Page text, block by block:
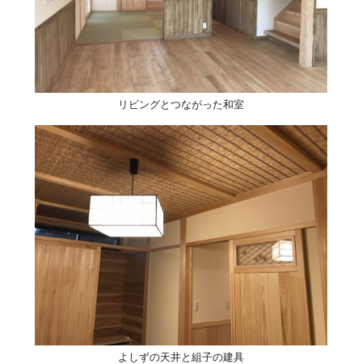
リビングとつながった和室
よしずの天井と組子の建具